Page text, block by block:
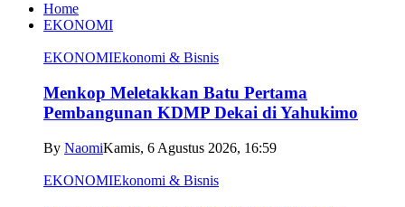
Home
EKONOMI
EKONOMIEkonomi & Bisnis
Menkop Meletakkan Batu Pertama
Pembangunan KDMP Dekai di Yahukimo
By NaomiKamis, 6 Agustus 2026, 16:59
EKONOMIEkonomi & Bisnis